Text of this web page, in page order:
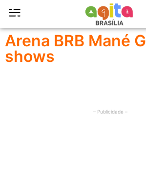
Arena BRB Mané
shows
– Publicidade –